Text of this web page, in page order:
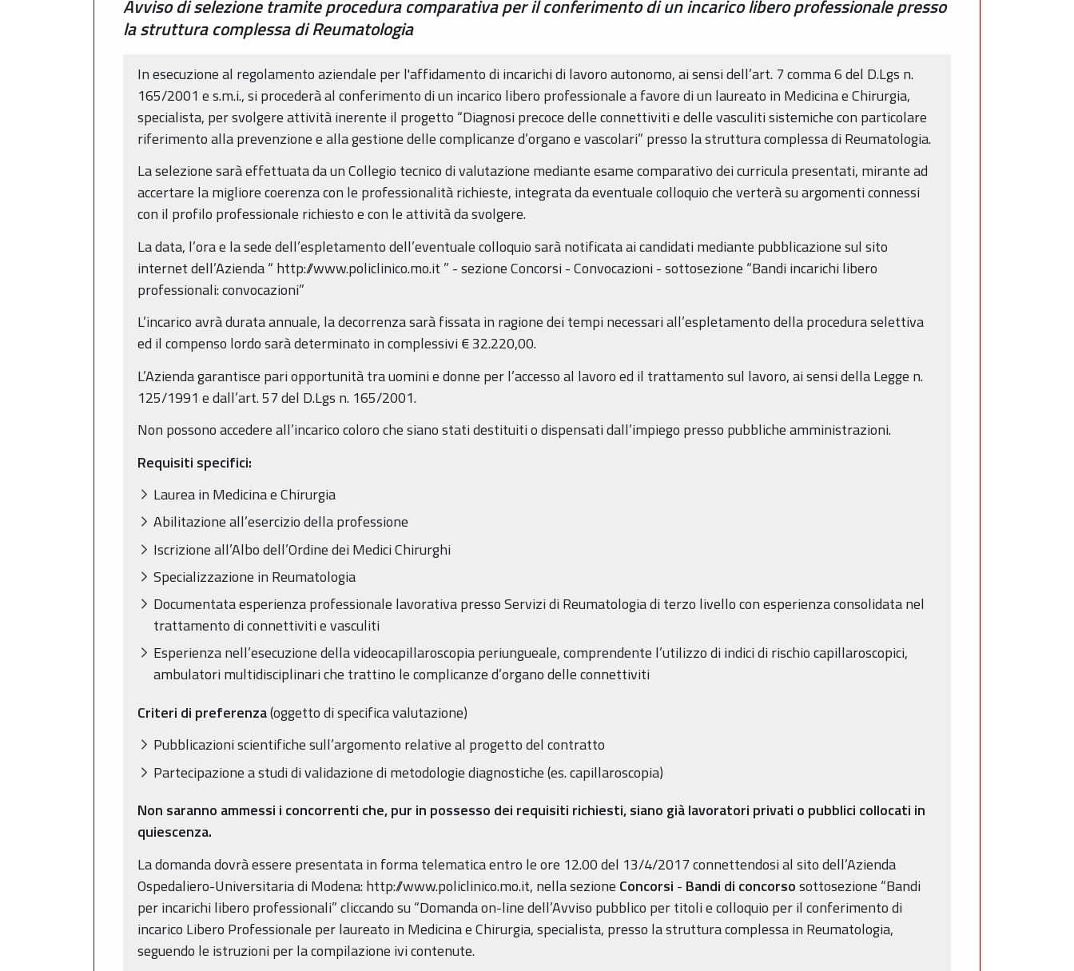
Avviso di selezione tramite procedura comparativa per il conferimento di un incarico libero professionale presso
la struttura complessa di Reumatologia
In esecuzione al regolamento aziendale per l'affidamento di incarichi di lavoro autonomo, ai sensi dell’art. 7 comma 6 del D.Lgs n.
165/2001 e s.m.i., si procederà al conferimento di un incarico libero professionale a favore di un laureato in Medicina e Chirurgia,
specialista, per svolgere attività inerente il progetto “Diagnosi precoce delle connettiviti e delle vasculiti sistemiche con particolare
riferimento alla prevenzione e alla gestione delle complicanze d’organo e vascolari” presso la struttura complessa di Reumatologia.
La selezione sarà effettuata da un Collegio tecnico di valutazione mediante esame comparativo dei curricula presentati, mirante ad
accertare la migliore coerenza con le professionalità richieste, integrata da eventuale colloquio che verterà su argomenti connessi
con il profilo professionale richiesto e con le attività da svolgere.
La data, l’ora e la sede dell’espletamento dell’eventuale colloquio sarà notificata ai candidati mediante pubblicazione sul sito
internet dell’Azienda “ http://www.policlinico.mo.it ” - sezione Concorsi - Convocazioni - sottosezione “Bandi incarichi libero
professionali: convocazioni”
L’incarico avrà durata annuale, la decorrenza sarà fissata in ragione dei tempi necessari all’espletamento della procedura selettiva
ed il compenso lordo sarà determinato in complessivi € 32.220,00.
L’Azienda garantisce pari opportunità tra uomini e donne per l’accesso al lavoro ed il trattamento sul lavoro, ai sensi della Legge n.
125/1991 e dall’art. 57 del D.Lgs n. 165/2001.
Non possono accedere all’incarico coloro che siano stati destituiti o dispensati dall’impiego presso pubbliche amministrazioni.
Requisiti specifici:
Laurea in Medicina e Chirurgia
Abilitazione all’esercizio della professione
Iscrizione all’Albo dell’Ordine dei Medici Chirurghi
Specializzazione in Reumatologia
Documentata esperienza professionale lavorativa presso Servizi di Reumatologia di terzo livello con esperienza consolidata nel
trattamento di connettiviti e vasculiti
Esperienza nell’esecuzione della videocapillaroscopia periungueale, comprendente l’utilizzo di indici di rischio capillaroscopici,
ambulatori multidisciplinari che trattino le complicanze d’organo delle connettiviti
Criteri di preferenza(oggetto di specifica valutazione)
Pubblicazioni scientifiche sull’argomento relative al progetto del contratto
Partecipazione a studi di validazione di metodologie diagnostiche (es. capillaroscopia)
Non saranno ammessi i concorrenti che, pur in possesso dei requisiti richiesti, siano già lavoratori privati o pubblici collocati in
quiescenza.
La domanda dovrà essere presentata in forma telematica entro le ore 12.00 del 13/4/2017 connettendosi al sito dell’Azienda
Ospedaliero-Universitaria di Modena: http://www.policlinico.mo.it, nella sezione Concorsi - Bandi di concorsosottosezione “Bandi
per incarichi libero professionali” cliccando su “Domanda on-line dell’Avviso pubblico per titoli e colloquio per il conferimento di
incarico Libero Professionale per laureato in Medicina e Chirurgia, specialista, presso la struttura complessa in Reumatologia,
seguendo le istruzioni per la compilazione ivi contenute.